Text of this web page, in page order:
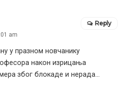
am
у празном новчанику
након изрицања
због блокаде и нерада…
Reply